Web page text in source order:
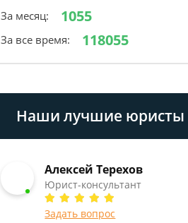
За месяц: 1055
За все время: 118055
Наши лучшие юристы
Алексей Терехов
Юрист-консультант
Задать вопрос